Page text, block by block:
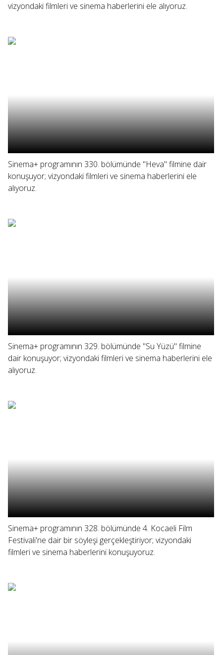
vizyondaki filmleri ve sinema haberlerini ele alıyoruz.
Sinema+ programının 330. bölümünde "Heva" filmine dair
konuşuyor; vizyondaki filmleri ve sinema haberlerini ele
alıyoruz.
Sinema+ programının 329. bölümünde "Su Yüzü" filmine
dair konuşuyor; vizyondaki filmleri ve sinema haberlerini ele
alıyoruz.
Sinema+ programının 328. bölümünde 4. Kocaeli Film
Festivali'ne dair bir söyleşi gerçekleştiriyor; vizyondaki
filmleri ve sinema haberlerini konuşuyoruz.